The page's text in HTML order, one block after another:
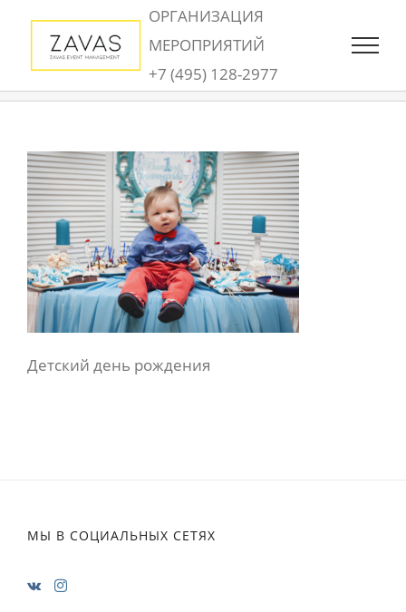
content
ОРГАНИЗАЦИЯ
МЕРОПРИЯТИЙ
+7 (495) 128-2977
Детский день рождения
МЫ В СОЦИАЛЬНЫХ СЕТЯХ